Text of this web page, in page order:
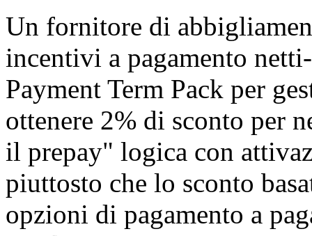
Un fornitore di
incentivi a pagamento
Payment Term Pack per
ottenere 2% di sconto per
il prepay" logica con
piuttosto che lo sconto
opzioni di pagamento a